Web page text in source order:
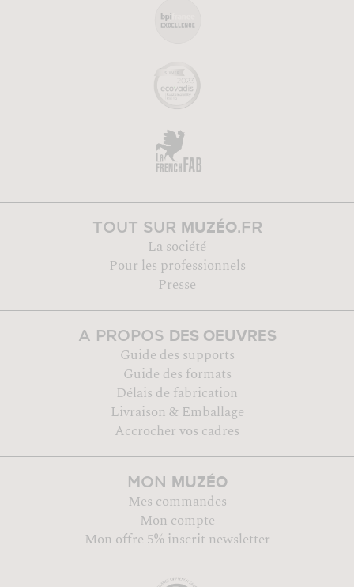
TOUT SUR MUZÉO.FR
La société
Pour les professionnels
Presse
A PROPOS DES OEUVRES
Guide des supports
Guide des formats
Délais de fabrication
Livraison & Emballage
Accrocher vos cadres
MON MUZÉO
Mes commandes
Mon compte
Mon offre 5% inscrit newsletter